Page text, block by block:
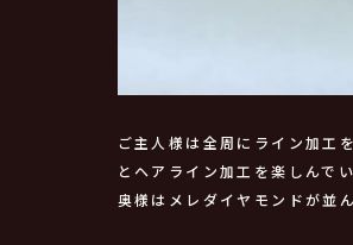
ご主人様は全周にライン加工
とヘアライン加工を楽しんで
奥様はメレダイヤモンドが並